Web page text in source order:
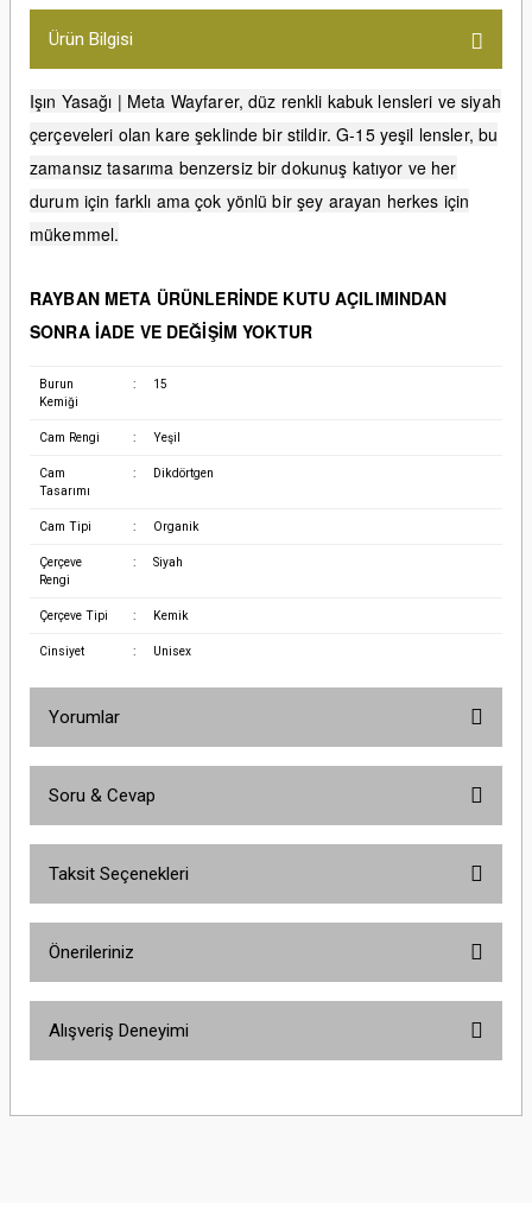
Ürün Bilgisi
Işın Yasağı | Meta Wayfarer, düz renkli kabuk lensleri ve siyah
çerçeveleri olan kare şeklinde bir stildir. G-15 yeşil lensler, bu
zamansız tasarıma benzersiz bir dokunuş katıyor ve her
durum için farklı ama çok yönlü bir şey arayan herkes için
mükemmel.
RAYBAN META ÜRÜNLERİNDE KUTU AÇILIMINDAN
SONRA İADE VE DEĞİŞİM YOKTUR
Burun
Kemiği
: 15
Cam Rengi : Yeşil
Cam
Tasarımı
: Dikdörtgen
Cam Tipi : Organik
Çerçeve
Rengi
: Siyah
Çerçeve Tipi : Kemik
Cinsiyet : Unisex
Yorumlar
Soru & Cevap
Taksit Seçenekleri
Önerileriniz
yetersiz gördüğünüz noktaları öneri formunu kullanarak tarafımıza
Alışveriş Deneyimi